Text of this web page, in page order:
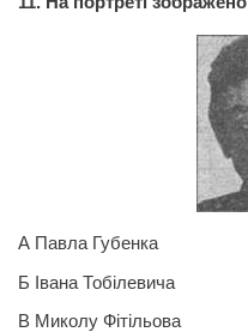
А Павла Губенка
Б Івана Тобілевича
В Миколу Фітільова